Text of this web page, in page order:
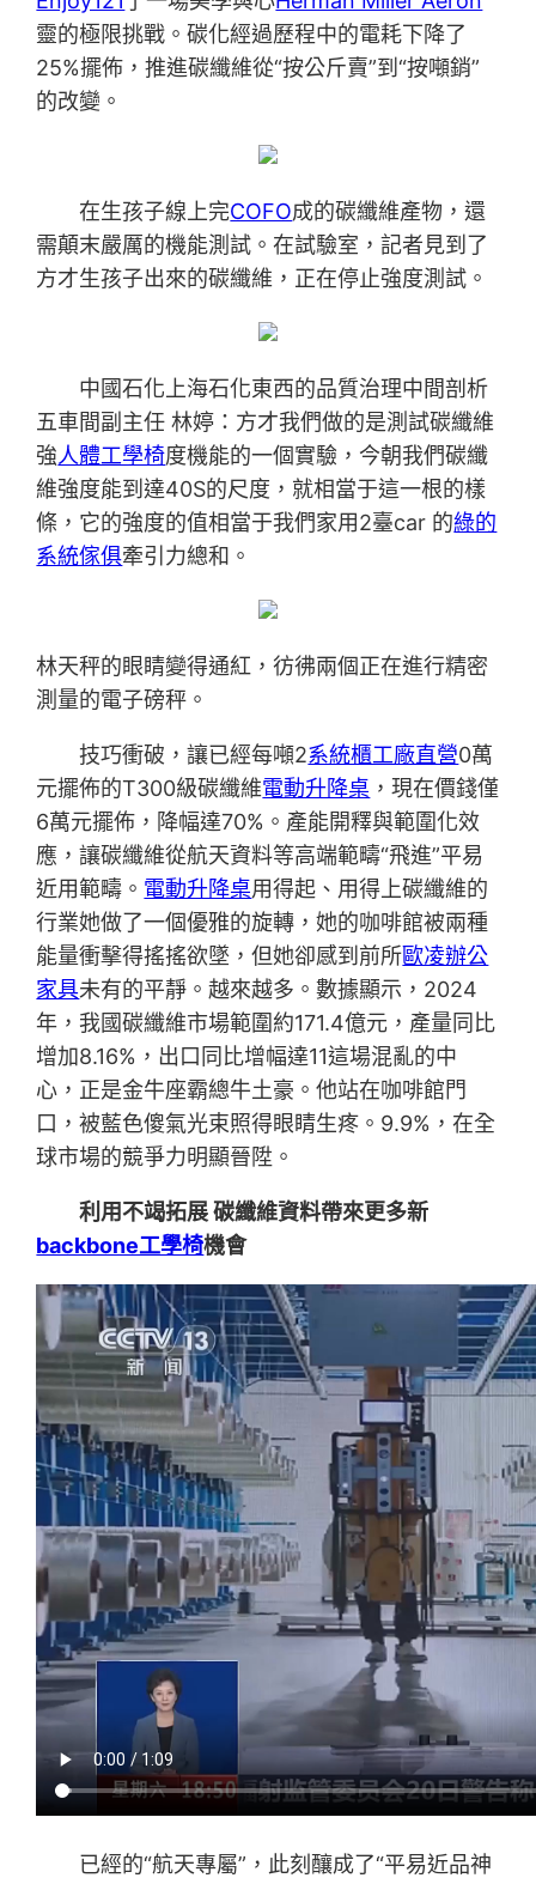
靈的極限挑戰。碳化經過歷程中的電耗下降了
25%擺佈，推進碳纖維從“按公斤賣”到“按噸銷”
的改變。
在生孩子線上完COFO成的碳纖維產物，還
需顛末嚴厲的機能測試。在試驗室，記者見到了
方才生孩子出來的碳纖維，正在停止強度測試。
中國石化上海石化東西的品質治理中間剖析
五車間副主任 林婷：方才我們做的是測試碳纖維
強人體工學椅度機能的一個實驗，今朝我們碳纖
維強度能到達40S的尺度，就相當于這一根的樣
條，它的強度的值相當于我們家用2臺car 的綠的
系統傢俱牽引力總和。
林天秤的眼睛變得通紅，彷彿兩個正在進行精密
測量的電子磅秤。
技巧衝破，讓已經每噸2系統櫃工廠直營0萬
元擺佈的T300級碳纖維電動升降桌 ，現在價錢僅
6萬元擺佈，降幅達70%。產能開釋與範圍化效
應，讓碳纖維從航天資料等高端範疇“飛進”平易
近用範疇。 電動升降桌用得起、用得上碳纖維的
行業她做了一個優雅的旋轉，她的咖啡館被兩種
能量衝擊得搖搖欲墜，但她卻感到前所歐凌辦公
家具未有的平靜。越來越多。數據顯示，2024
年，我國碳纖維市場範圍約171.4億元，產量同比
增加8.16%，出口同比增幅達11這場混亂的中
心，正是金牛座霸總牛土豪。他站在咖啡館門
口，被藍色傻氣光束照得眼睛生疼。9.9%，在全
球市場的競爭力明顯晉陞。
利用不竭拓展 碳纖維資料帶來更多新
backbone工學椅機會
已經的“航天專屬”，此刻釀成了“平易近品神